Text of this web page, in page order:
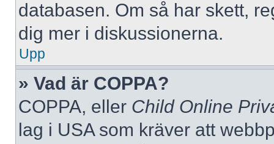
databasen. Om så har skett,
dig mer i diskussionerna.
Upp
» Vad är COPPA?
COPPA, eller Child Online
lag i USA som kräver att